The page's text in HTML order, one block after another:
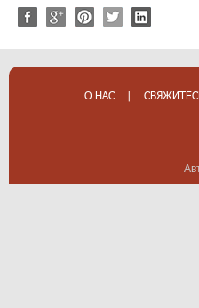
О НАС |